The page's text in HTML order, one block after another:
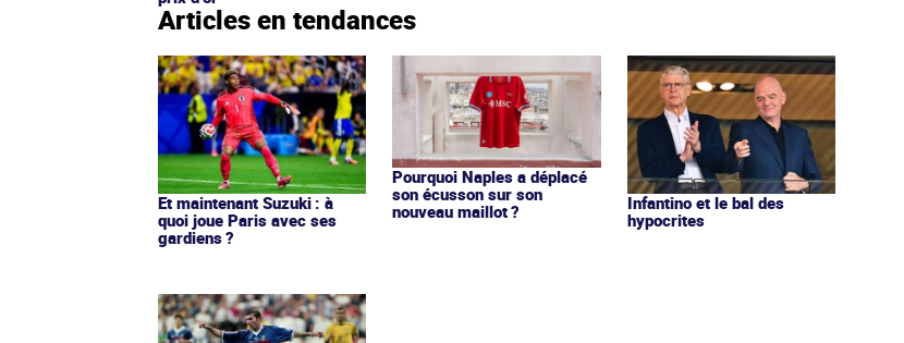
Articles en tendances
Et maintenant Suzuki : à
quoi joue Paris avec ses
gardiens ?
Pourquoi Naples a déplacé
son écusson sur son
nouveau maillot ?
Infantino et le bal des
hypocrites